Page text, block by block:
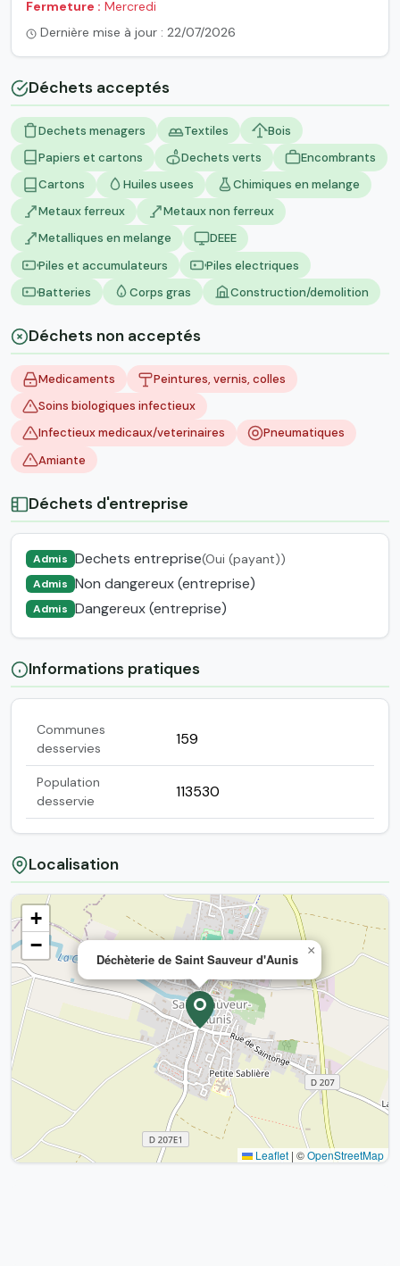
Fermeture : Mercredi
Dernière mise à jour : 22/07/2026
Déchets acceptés
Dechets menagers Textiles
Bois
Papiers et cartons
Dechets verts
Encombrants
Cartons
Huiles usees
Chimiques en melange
Metaux ferreux
Metaux non ferreux
Metalliques en melange
DEEE
Piles et accumulateurs
Piles electriques
Batteries
Corps gras Construction/demolition
Déchets non acceptés
Medicaments
Peintures, vernis, colles
Soins biologiques infectieux
Infectieux medicaux/veterinaires
Pneumatiques
Amiante
Déchets d'entreprise
Admis Dechets entreprise(Oui (payant))
Admis Non dangereux (entreprise)
Admis Dangereux (entreprise)
Informations pratiques
Communes
desservies
159
Population
desservie
113530
Localisation
Déchèterie de Saint Sauveur d'Aunis
×
+
−
Leaflet | ©OpenStreetMap